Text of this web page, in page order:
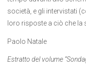
società, e gli intervistati
loro risposte a ciò che la
Paolo Natale
Estratto del volume